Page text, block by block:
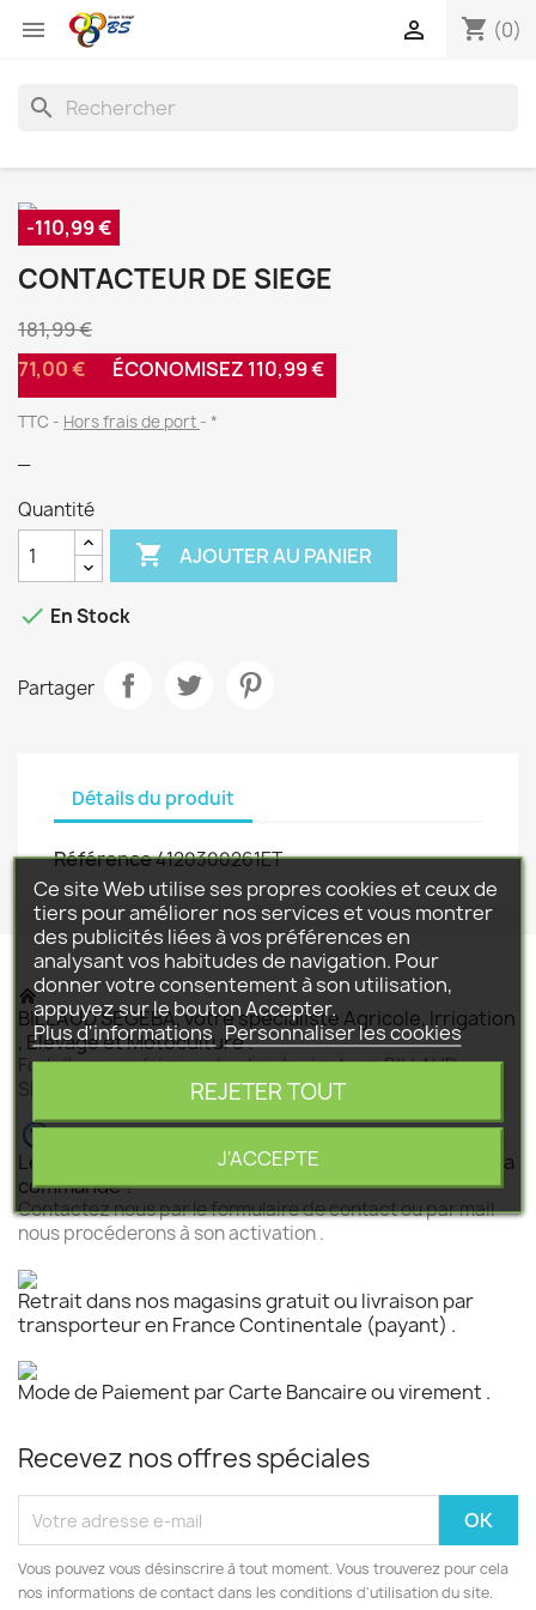
 shopping_cart (0)

search
-110,99 €
CONTACTEUR DE SIEGE
181,99 €
71,00 €
ÉCONOMISEZ 110,99 €
TTC Hors frais de port *
Quantité
 AJOUTER AU PANIER
 En Stock
Partager
Détails du produit
Référence4120300261ET
BILLAUD SEGEBA, votre spécialiste Agricole, Irrigation
, Elevage et Motoculture .
Fort d'une expérience de plus de vingt ans BILLAUD
SEGEBA vous accompagne dans tous vos projets .
Le produit est disponible mais n 'est pas activé pour la
commande ?
Contactez nous par le formulaire de contact ou par mail
nous procéderons à son activation .
Retrait dans nos magasins gratuit ou livraison par
transporteur en France Continentale (payant) .
Mode de Paiement par Carte Bancaire ou virement .
Recevez nos offres spéciales
Vous pouvez vous désinscrire à tout moment. Vous trouverez pour cela
nos informations de contact dans les conditions d'utilisation du site.
Ce site Web utilise ses propres cookies et ceux de
tiers pour améliorer nos services et vous montrer
des publicités liées à vos préférences en
analysant vos habitudes de navigation. Pour
donner votre consentement à son utilisation,
appuyez sur le bouton Accepter.
Plus d'informations Personnaliser les cookies
REJETER TOUT
J'ACCEPTE